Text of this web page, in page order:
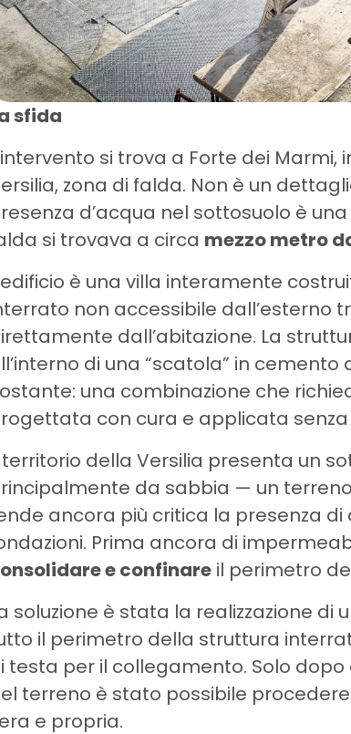
sfida
si trova a Forte dei
zona di falda. Non è un
d’acqua nel sottosuolo è
si trovava a circa mezzo metro
è una villa interamente
non accessibile dall’esterno
dall’abitazione. La
di una “scatola” in
una combinazione che
con cura e applicata
territorio della Versilia presenta un
da sabbia — un
ancora più critica la presenza
Prima ancora di
e confinareil perimetro
soluzione è stata la realizzazione di
il perimetro della struttura
testa per il collegamento. Solo
terreno è stato possibile
e propria.